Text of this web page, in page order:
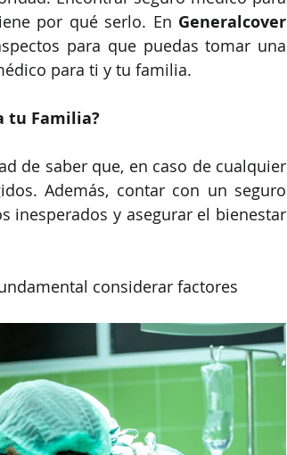
por qué serlo. En Generalcover
para que puedas tomar una
para ti y tu familia.
tu Familia?
de saber que, en caso de cualquier
Además, contar con un seguro
inesperados y asegurar el bienestar
considerar factores